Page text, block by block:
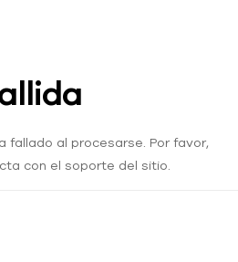
fallado al procesarse. Por favor,
con el soporte del sitio.